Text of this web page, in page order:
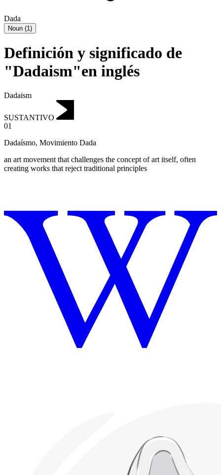
Dada
Noun (1)
Definición y significado de
"Dadaism"en inglés
Dadaism
SUSTANTIVO
01
Dadaísmo, Movimiento Dada
an art movement that challenges the concept of art itself, often
creating works that reject traditional principles